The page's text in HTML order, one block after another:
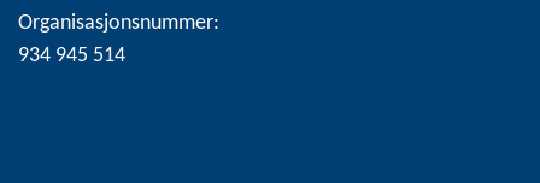
Organisasjonsnummer:
934 945 514